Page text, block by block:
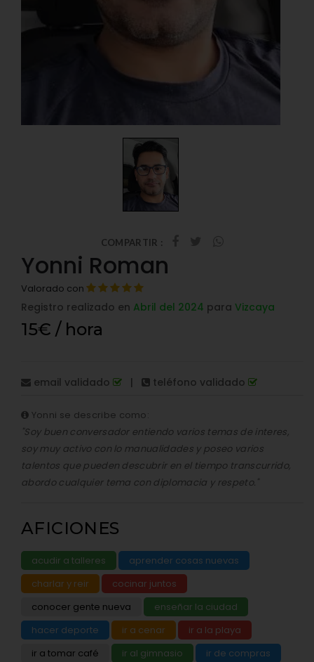
COMPARTIR :
Yonni Roman
Valorado con
Registro realizado en Abril del 2024 para Vizcaya
15€ / hora
email validado | teléfono validado
Yonni se describe como:
"Soy buen conversador entiendo varios temas de interes,
soy muy activo con lo manualidades y poseo varios
talentos que pueden descubrir en el tiempo transcurrido,
abordo cualquier tema con diplomacia y respeto."
AFICIONES
acudir a talleres
aprender cosas nuevas
charlar y reir
cocinar juntos
conocer gente nueva
enseñar la ciudad
hacer deporte
ir a cenar
ir a la playa
ir a tomar café
ir al gimnasio ir de compras